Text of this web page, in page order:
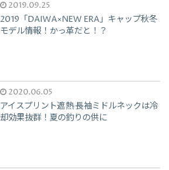
2019.09.25
2019「DAIWA×NEW ERA」キャップ秋冬
モデル情報！かっ革だと！？
2020.06.05
アイスプリント遮熱 長袖ミドルネックは冷
却効果抜群！夏の釣りの供に